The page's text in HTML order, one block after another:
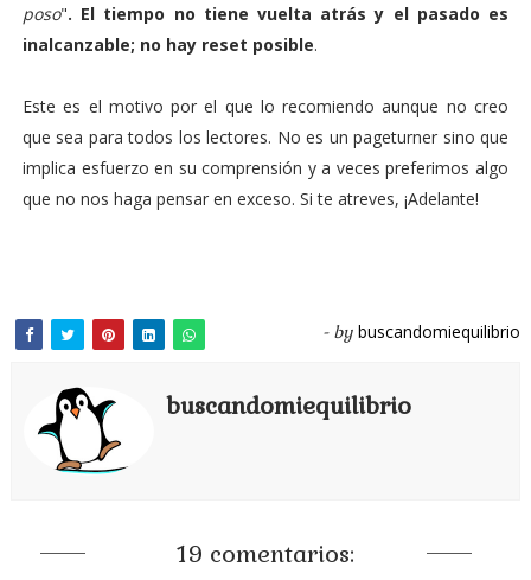
poso". El tiempo no tiene vuelta atrás y el pasado es
inalcanzable; no hay reset posible.
Este es el motivo por el que lo recomiendo aunque no creo
que sea para todos los lectores. No es un pageturner sino que
implica esfuerzo en su comprensión y a veces preferimos algo
que no nos haga pensar en exceso. Si te atreves, ¡Adelante!
- by buscandomiequilibrio
buscandomiequilibrio
19 comentarios: